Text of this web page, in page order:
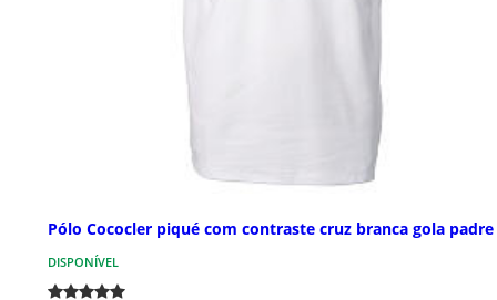
Pólo Cococler piqué com contraste cruz branca gola padre
DISPONÍVEL